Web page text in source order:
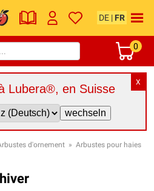
DE | FR
0
X
Lubera®, en Suisse
d'ornement » Arbustes pour haies